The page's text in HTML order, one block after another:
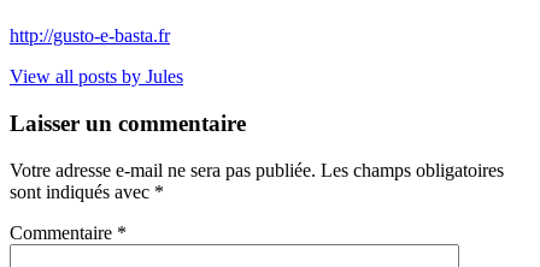
http://gusto-e-basta.fr
View all posts by Jules
Laisser un commentaire
Votre adresse e-mail ne sera pas publiée. Les champs obligatoires
sont indiqués avec *
Commentaire *